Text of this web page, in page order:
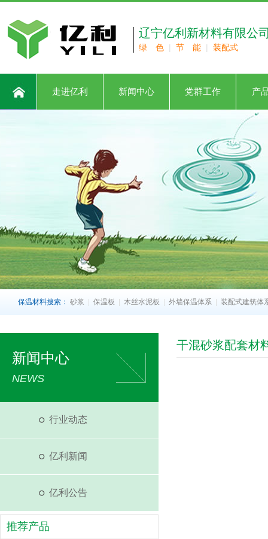
辽宁亿利新材料有限公
绿 色 | 节 能 | 装配式
走进亿利 新闻中心 党群工作 产
保温材料搜索： 砂浆 保温板 木丝水泥板 外墙保温体系 装配式建筑体
新闻中心
NEWS
行业动态
亿利新闻
亿利公告
推荐产品
干混砂浆配套材